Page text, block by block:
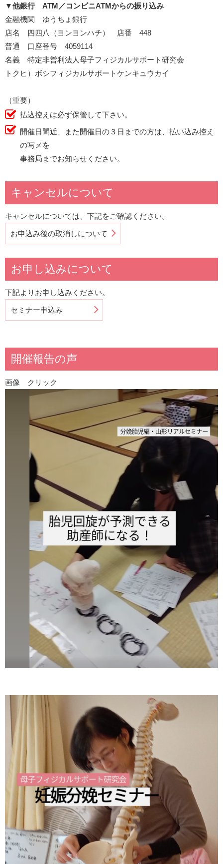
▼他銀行 ATM／コンビニATMからの振り込み
金融機関 ゆうちょ銀行
店名 四四八（ヨンヨンハチ） 店番 448
普通 口座番号 4059114
名義 特定非営利法人母子フィジカルサポート研究会
トクヒ）ボシフィジカルサポートケンキュウカイ
（重要）
払込控えは必ず保管して下さい。
開催日間近、また開催日の３日までの方は、払い込み控え
の写メを
事務局までお知らせください。
キャンセルについて
キャンセルについては、下記をご確認ください。
お申込み後の取消しについて
お申し込みについて
下記よりお申し込みください。
セミナー申込み
開催報告の声
画像 クリック